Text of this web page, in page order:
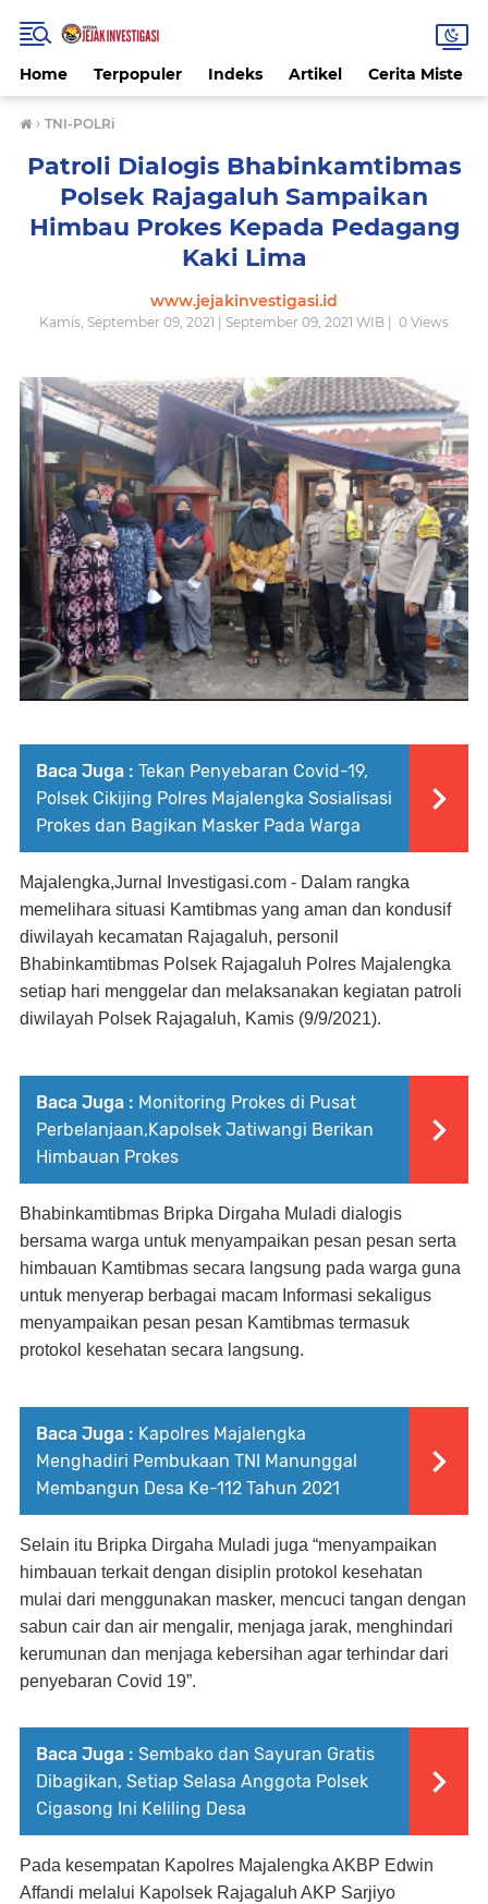
Home Terpopuler Indeks Artikel Cerita Misteri
› TNI-POLRi
Patroli Dialogis Bhabinkamtibmas
Polsek Rajagaluh Sampaikan
Himbau Prokes Kepada Pedagang
Kaki Lima
www.jejakinvestigasi.id
Kamis, September 09, 2021 | September 09, 2021 WIB | 0 Views
Baca Juga : Tekan Penyebaran Covid-19,
Polsek Cikijing Polres Majalengka Sosialisasi
Prokes dan Bagikan Masker Pada Warga
Majalengka,Jurnal Investigasi.com - Dalam rangka
memelihara situasi Kamtibmas yang aman dan kondusif
diwilayah kecamatan Rajagaluh, personil
Bhabinkamtibmas Polsek Rajagaluh Polres Majalengka
setiap hari menggelar dan melaksanakan kegiatan patroli
diwilayah Polsek Rajagaluh, Kamis (9/9/2021).
Baca Juga : Monitoring Prokes di Pusat
Perbelanjaan,Kapolsek Jatiwangi Berikan
Himbauan Prokes
Bhabinkamtibmas Bripka Dirgaha Muladi dialogis
bersama warga untuk menyampaikan pesan pesan serta
himbauan Kamtibmas secara langsung pada warga guna
untuk menyerap berbagai macam Informasi sekaligus
menyampaikan pesan pesan Kamtibmas termasuk
protokol kesehatan secara langsung.
Baca Juga : Kapolres Majalengka
Menghadiri Pembukaan TNI Manunggal
Membangun Desa Ke-112 Tahun 2021
Selain itu Bripka Dirgaha Muladi juga “menyampaikan
himbauan terkait dengan disiplin protokol kesehatan
mulai dari menggunakan masker, mencuci tangan dengan
sabun cair dan air mengalir, menjaga jarak, menghindari
kerumunan dan menjaga kebersihan agar terhindar dari
penyebaran Covid 19”.
Baca Juga : Sembako dan Sayuran Gratis
Dibagikan, Setiap Selasa Anggota Polsek
Cigasong Ini Keliling Desa
Pada kesempatan Kapolres Majalengka AKBP Edwin
Affandi melalui Kapolsek Rajagaluh AKP Sarjiyo